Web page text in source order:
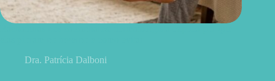
Dra. Patrícia Dalboni